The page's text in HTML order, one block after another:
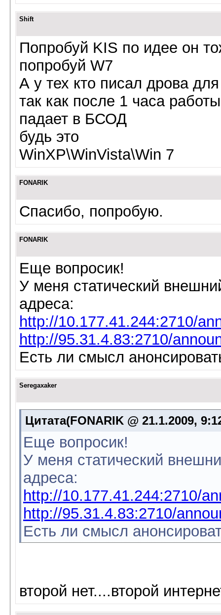
Shift
Попробуй KIS по идее он
попробуй W7
А у тех кто писал дрова
так как после 1 часа
падает в БСОД
будь это
WinXP\WinVista\Win 7
FONARIK
Спасибо, попробую.
FONARIK
Еще вопросик!
У меня статический
адреса:
http://10.177.41.244:2710/
http://95.31.4.83:2710/
Есть ли смысл
Seregaxaker
Цитата(FONARIK @ 21.1.2009,
Еще вопросик!
У меня статический
адреса:
http://10.177.41.244:2710/
http://95.31.4.83:2710/
Есть ли смысл
второй нет....второй